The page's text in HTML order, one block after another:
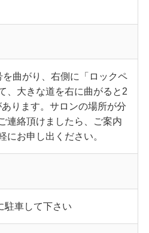
曲がり、右側に「ロックペ
、大きな道を右に曲がると2
ります。サロンの場所が分
連絡頂けましたら、ご案内
にお申し出ください。
駐車して下さい